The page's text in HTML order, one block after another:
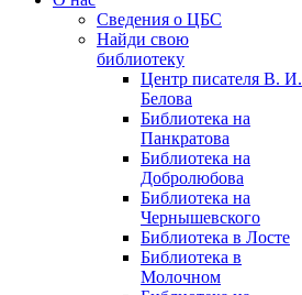
Сведения о ЦБС
Найди свою
библиотеку
Центр писателя В. И.
Белова
Библиотека на
Панкратова
Библиотека на
Добролюбова
Библиотека на
Чернышевского
Библиотека в Лосте
Библиотека в
Молочном